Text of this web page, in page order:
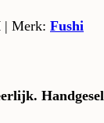
| Merk: Fushi